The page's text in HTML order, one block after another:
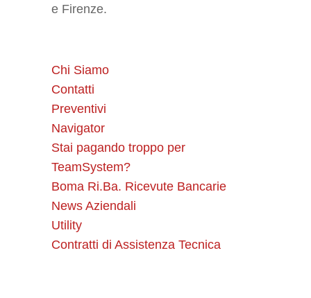
e Firenze.
Chi Siamo
Contatti
Preventivi
Navigator
Stai pagando troppo per
TeamSystem?
Boma Ri.Ba. Ricevute Bancarie
News Aziendali
Utility
Contratti di Assistenza Tecnica